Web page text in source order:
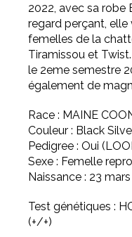
2022, avec sa robe
regard perçant,
femelles de la
Tiramissou et
le 2eme semestre
également de
Race : MAINE
Couleur : Black
Pedigree : Oui
Sexe : Femelle
Naissance : 23
Test génétiques :
(+/+)